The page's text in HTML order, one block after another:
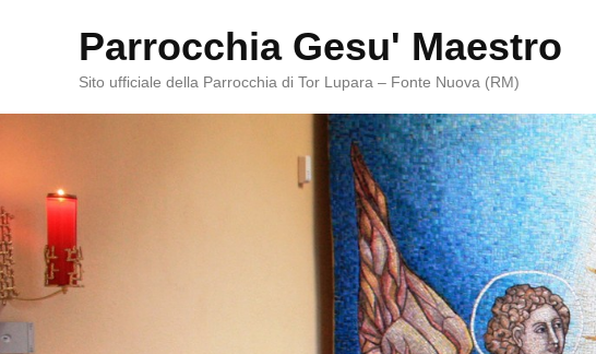
Parrocchia Gesu' Maestro
Sito ufficiale della Parrocchia di Tor Lupara – Fonte Nuova (RM)